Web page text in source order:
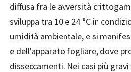
diffusa fra le avversità
sviluppa tra 10 e 24 °C in
umidità ambientale, e si
e dell'apparato fogliare, dove
disseccamenti. Nei casi più gravi